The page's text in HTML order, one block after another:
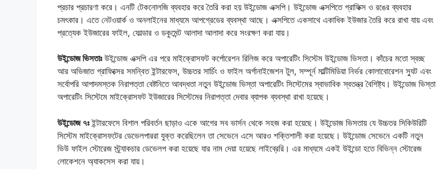
প্রচার প্রচারণা করে। এনটি টেকনোলজি ব্যবহার করে তৈরি করা হয় উইন্ডোজ এক্সপি। উইন্ডোজ এক্সপিতে গ্রাফিক্স ও রঙের ব্যবহার
চমৎকার। এতে নেটওয়ার্ক ও অনলাইনের মাধ্যমে আপগ্রেডের ব্যবস্থা আছে। এক্সপিতে একসাথে একাধিক ইউজার তৈরি করে রাখা যায় এবং
প্রত্যেক ইউজারের ফাইল, ফোল্ডার ও ডকুমেন্ট আলাদা আলাদা করে সংরক্ষণ করা যায়।
উইন্ডোজ ভিসতাঃউইন্ডোজ এক্সপি এর পরে মাইক্রোসফট কর্পোরেশন রিলিজ করে অপারেটিং সিস্টেম উইন্ডোজ ভিসতা। কাঁচের মতো স্বচ্ছ
আর অভিজাত গ্রাফিক্সের সমন্বিত ইন্টারফেস, উচ্চতর সার্চিং ও ফাইল অর্গানাইজেশন টুল, সম্পূর্ন মাল্টিমিডিয়া নির্ভর কোলাবোরেশন স্যুট এবং
সর্বোপরি আপাদমস্তক নিরাপত্তা বেষ্টনিতে আবদ্ধতা নতুন উইন্ডোজ ভিস্তা অপারেটিং সিস্টেমের স্বাভাবিক স্বতন্ত্র বৈশিষ্ট্য। উইন্ডোজ ভিস্তা
অপারেটিং সিস্টেমে মাইক্রোসফট ইউজারের সিস্টেমের নিরাপত্তা দেবার ব্যাপক ব্যবস্থা রাখা হয়েছে।
উইন্ডোজ ৭ঃইন্টারফেসে বিশাল পরিবর্তন ছাড়াও একে আগের সব ভার্সন থেকে সহজ করা হয়েছে। উইন্ডোজ ভিসতায় যে উচ্চতর সিকিউরিটি
সিস্টেম মাইক্রোসফটের ডেভেলপাররা যুক্ত করেছিলেন তা সেভেনে এসে আরও শক্তিশালী করা হয়েছে। উইন্ডোজ সেভেনে একটি নতুন
ভিউ ফাইল স্টোরেজ স্ট্র্যাকচার ডেভেলপ করা হয়েছে যার নাম দেয়া হয়েছে লাইব্রেরি। এর মাধ্যমে একই উইন্ডো হতে বিভিন্ন স্টোরেজ
লোকেশনে অ্যাকসেস করা যায়।